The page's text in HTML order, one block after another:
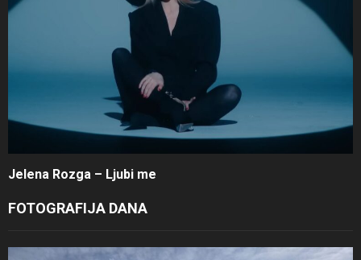
Jelena Rozga – Ljubi me
FOTOGRAFIJA DANA